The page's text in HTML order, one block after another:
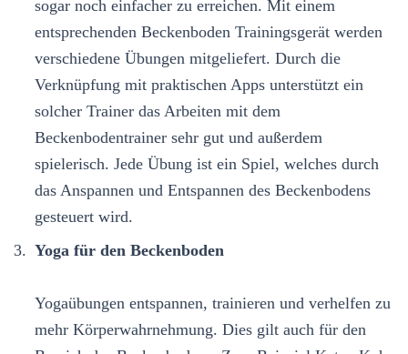
sogar noch einfacher zu erreichen. Mit einem
entsprechenden Beckenboden Trainingsgerät werden
verschiedene Übungen mitgeliefert. Durch die
Verknüpfung mit praktischen Apps unterstützt ein
solcher Trainer das Arbeiten mit dem
Beckenbodentrainer sehr gut und außerdem
spielerisch. Jede Übung ist ein Spiel, welches durch
das Anspannen und Entspannen des Beckenbodens
gesteuert wird.
Yoga für den Beckenboden
Yogaübungen entspannen, trainieren und verhelfen zu
mehr Körperwahrnehmung. Dies gilt auch für den